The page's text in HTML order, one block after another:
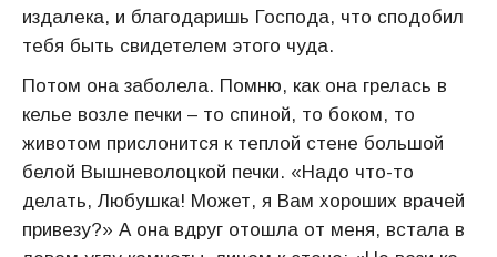
издалека, и благодаришь Господа, что сподобил
тебя быть свидетелем этого чуда.
Потом она заболела. Помню, как она грелась в
келье возле печки – то спиной, то боком, то
животом прислонится к теплой стене большой
белой Вышневолоцкой печки. «Надо что-то
делать, Любушка! Может, я Вам хороших врачей
привезу?» А она вдруг отошла от меня, встала в